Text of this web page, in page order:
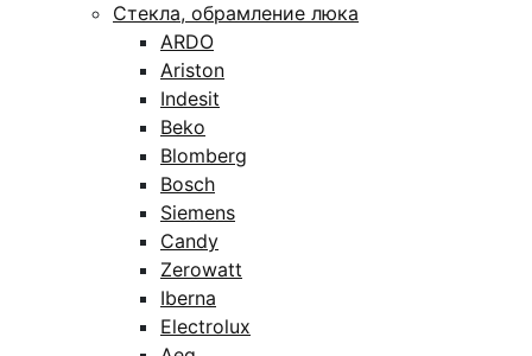
Стекла, обрамление люка
ARDO
Ariston
Indesit
Beko
Blomberg
Bosch
Siemens
Candy
Zerowatt
Iberna
Electrolux